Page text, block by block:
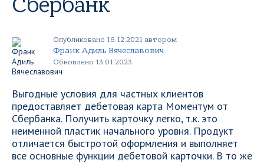
Опубликовано 16.12.2021 автором
Франк Адиль Вячеславович
Обновлено 13.01.2023
Выгодные условия для частных клиентов
предоставляет дебетовая карта Моментум от
Сбербанка. Получить карточку легко, т.к. это
неименной пластик начального уровня. Продукт
отличается быстротой оформления и выполняет
все основные функции дебетовой карточки. В то же